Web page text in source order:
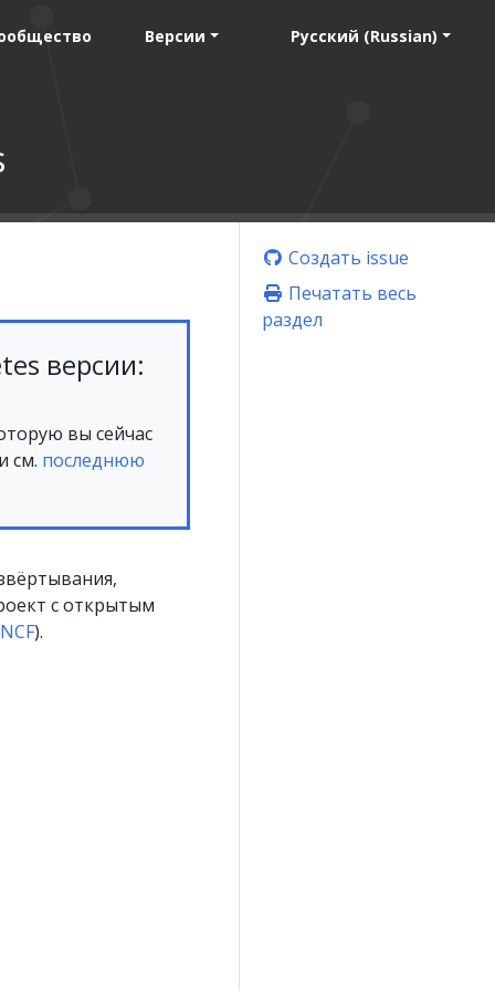
Версии Русский (Russian)
Создать issue
Печатать весь
раздел
версии:
вы сейчас
см. последнюю
с открытым
).